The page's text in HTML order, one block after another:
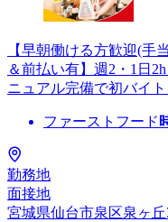
【早朝働ける方歓迎(
＆前払い有】週2・1日
ニュアル完備で初バイ
ファーストフード
勤務地
面接地
宮城県仙台市泉区泉ヶ丘